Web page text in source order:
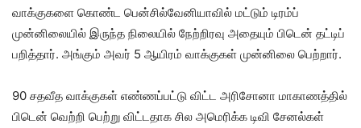
வாக்குகளை கொண்ட பென்சில்வேனியாவில் மட்டும் டிரம்ப்
முன்னிலையில் இருந்த நிலையில் நேற்றிரவு அதையும் பிடென் தட்டிப்
பறித்தார். அங்கும் அவர் 5 ஆயிரம் வாக்குகள் முன்னிலை பெற்றார்.
90 சதவீத வாக்குகள் எண்ணப்பட்டு விட்ட அரிசோனா மாகாணத்தில்
பிடென் வெற்றி பெற்று விட்டதாக சில அமெரிக்க டிவி சேனல்கள்